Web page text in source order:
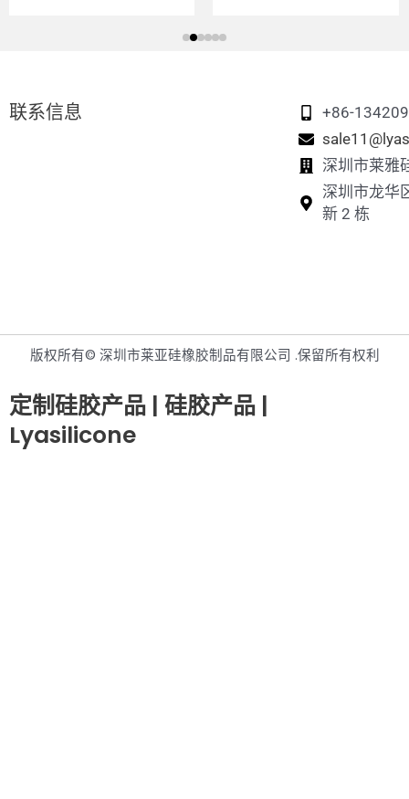
联系信息
+86-
深圳市莱雅
深圳市龙华
新 2 栋
版权所有© 深圳市莱亚硅橡胶制品有限公司 .保留所有权利
定制硅胶产品 | 硅胶产品 |
Lyasilicone